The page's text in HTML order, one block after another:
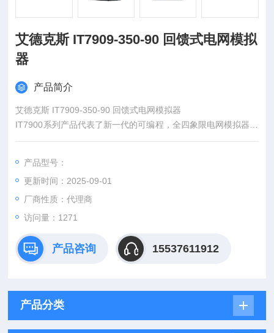
艾德克斯 IT7909-350-90 回馈式电网模拟
器
产品简介
艾德克斯 IT7909-350-90 回馈式电网模拟器
IT7900系列产品代表了新一代的可编程，全四象限电网模拟器，
同时还可作为四象限功率放大器，适用于各类并网产品的测试。
回路模拟（PHiL）等等。提供专业的孤岛测试模式，用户可设定
R,L,C及有功，无功功率参数，模拟电网非线性负载，实现防孤
岛效应保护认证测试。
产品型号：
更新时间：2025-09-01
厂商性质：代理商
访问量：1271
产品咨询 15537611912
产品分类